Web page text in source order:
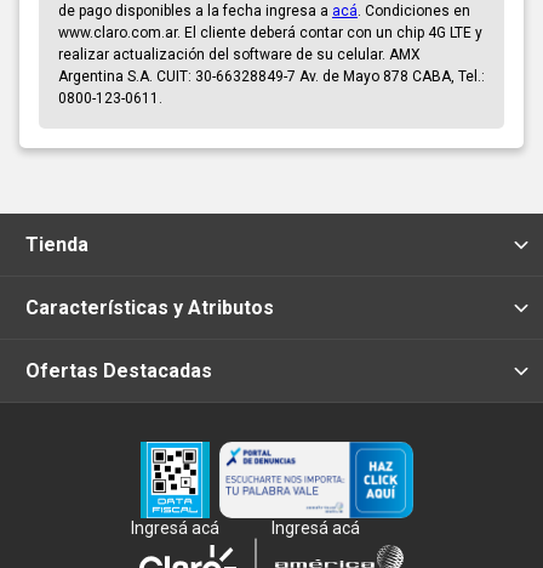
de pago disponibles a la fecha ingresa a acá . Condiciones en
www.claro.com.ar. El cliente deberá contar con un chip 4G LTE y
realizar actualización del software de su celular. AMX
Argentina S.A. CUIT: 30-66328849-7 Av. de Mayo 878 CABA, Tel.:
0800-123-0611.
Tienda
Características y Atributos
Ofertas Destacadas
Ingresá acá Ingresá acá